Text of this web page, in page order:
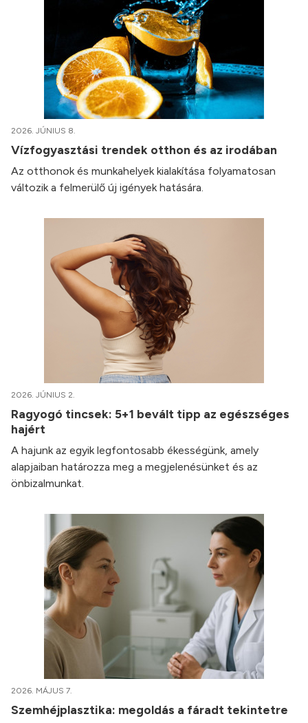
2026. JÚNIUS 8.
Vízfogyasztási trendek otthon és az irodában
Az otthonok és munkahelyek kialakítása folyamatosan
változik a felmerülő új igények hatására.
2026. JÚNIUS 2.
Ragyogó tincsek: 5+1 bevált tipp az egészséges
hajért
A hajunk az egyik legfontosabb ékességünk, amely
alapjaiban határozza meg a megjelenésünket és az
önbizalmunkat.
2026. MÁJUS 7.
Szemhéjplasztika: megoldás a fáradt tekintetre